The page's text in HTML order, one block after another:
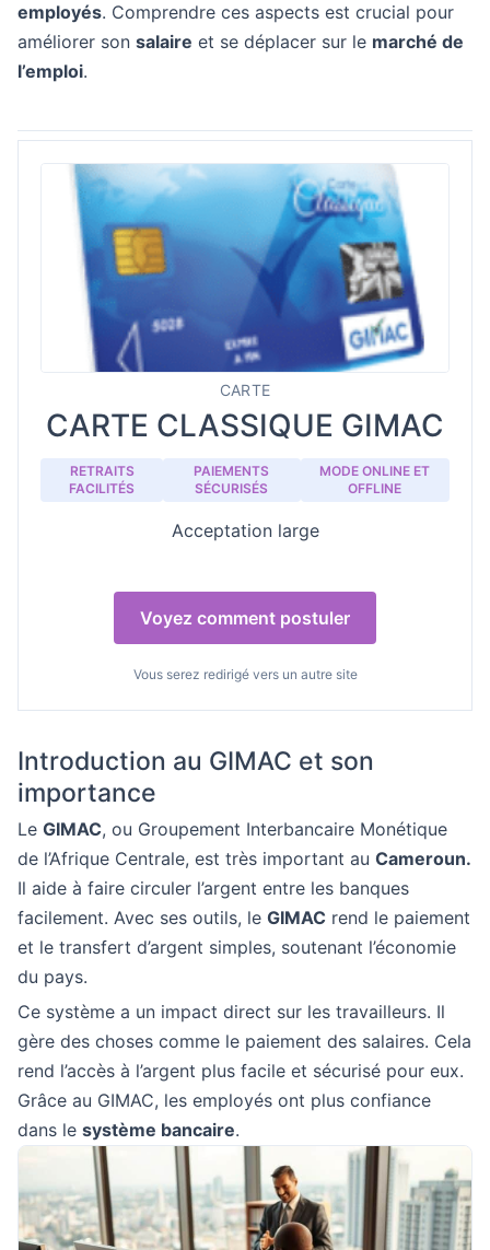
employés. Comprendre ces aspects est crucial pour
améliorer son salaire et se déplacer sur le marché de
l’emploi.
CARTE
CARTE CLASSIQUE GIMAC
RETRAITS
FACILITÉS
PAIEMENTS
SÉCURISÉS
MODE ONLINE ET
OFFLINE
Acceptation large
Voyez comment postuler
Vous serez redirigé vers un autre site
Introduction au GIMAC et son
importance
Le GIMAC, ou Groupement Interbancaire Monétique
de l’Afrique Centrale, est très important au Cameroun.
Il aide à faire circuler l’argent entre les banques
facilement. Avec ses outils, le GIMAC rend le paiement
et le transfert d’argent simples, soutenant l’économie
du pays.
Ce système a un impact direct sur les travailleurs. Il
gère des choses comme le paiement des salaires. Cela
rend l’accès à l’argent plus facile et sécurisé pour eux.
Grâce au GIMAC, les employés ont plus confiance
dans le système bancaire.